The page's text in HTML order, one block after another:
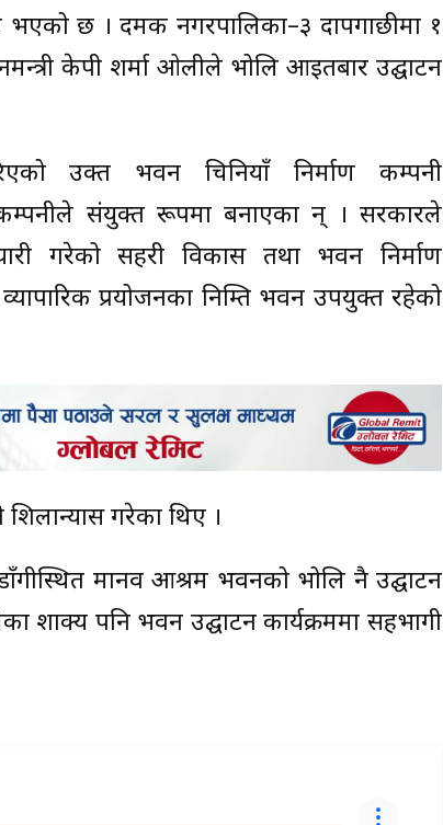
छ । दमक नगरपालिका–३ दापगाछीमा १
केपी शर्मा ओलीले भोलि आइतबार उद्घाटन
उक्त भवन चिनियाँ निर्माण कम्पनी
संयुक्त रूपमा बनाएका हुन् । सरकारले
गरेको सहरी विकास तथा भवन निर्माण
प्रयोजनका निम्ति भवन उपयुक्त रहेको
शिलान्यास गरेका थिए ।
मानव आश्रम भवनको भोलि नै उद्घाटन
शाक्य पनि भवन उद्घाटन कार्यक्रममा सहभागी